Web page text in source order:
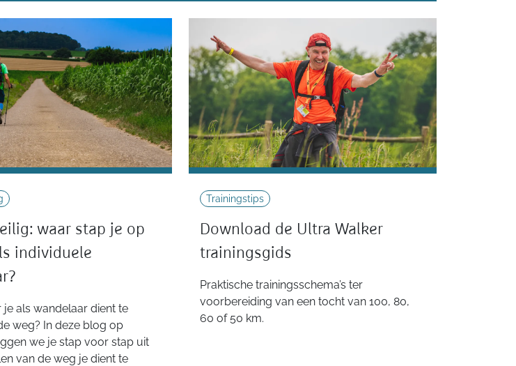
waar stap je op
individuele
je als wandelaar dient te
weg? In deze blog op
we je stap voor stap uit
van de weg je dient te
Trainingstips
Download de Ultra Walker
trainingsgids
Praktische trainingsschema’s ter
voorbereiding van een tocht van 100, 80,
60 of 50 km.